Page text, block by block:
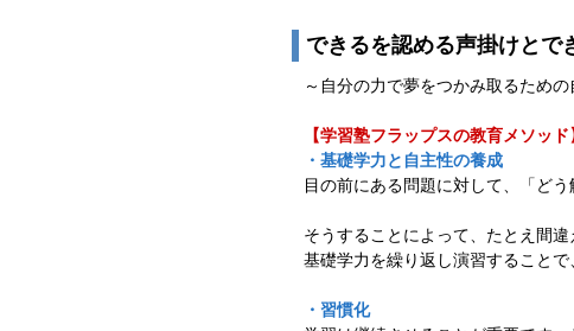
できるを認める声掛けとで
～自分の力で夢をつかみ取るための
【学習塾フラップスの教育メソッド
・基礎学力と自主性の養成
目の前にある問題に対して、「ど
そうすることによって、たとえ間
基礎学力を繰り返し演習すること
・習慣化